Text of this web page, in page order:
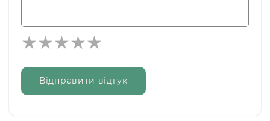
Відправити відгук